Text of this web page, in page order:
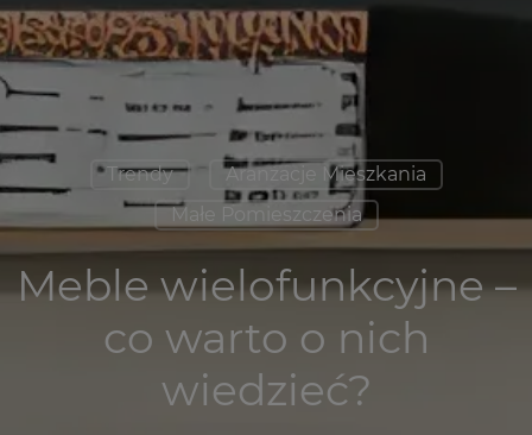
Trendy
Aranżacje Mieszkania
Małe Pomieszczenia
Meble wielofunkcyjne –
co warto o nich
wiedzieć?